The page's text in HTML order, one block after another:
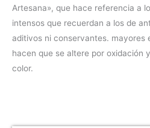
Artesana», que hace referencia a
intensos que recuerdan a los de
aditivos ni conservantes. mayores
hacen que se altere por oxidación
color.